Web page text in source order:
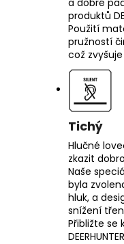
produktů
Použití
pružností
což
Tichý
Hlučné
zkazit
Naše
byla
hluk, a
snížení
Přibližte se